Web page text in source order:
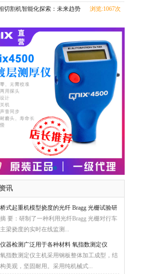
跑未来
切割机智能化探索：未来趋势
浏览:1067次
讯
桥式起重机模型挠度的光纤 Bragg 光栅试验研
究
摘 要：研制了一种利用光纤Bragg 光栅对行车
主梁挠度的实时在线监测...
仪器检测广泛用于各种材料 氧指数测定仪
氧指数测定仪主机采用钢板整体加工成型，结
构美观，坚固耐用。采用纯机械式...